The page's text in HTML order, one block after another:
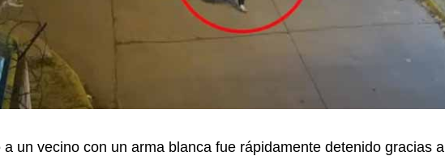
un vecino con un arma blanca fue rápidamente detenido gracias a